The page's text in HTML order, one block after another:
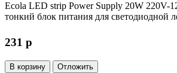
Ecola LED strip Power Supply 20W 220V-
тонкий блок питания для светодиодной
231 p
В корзину Отложить